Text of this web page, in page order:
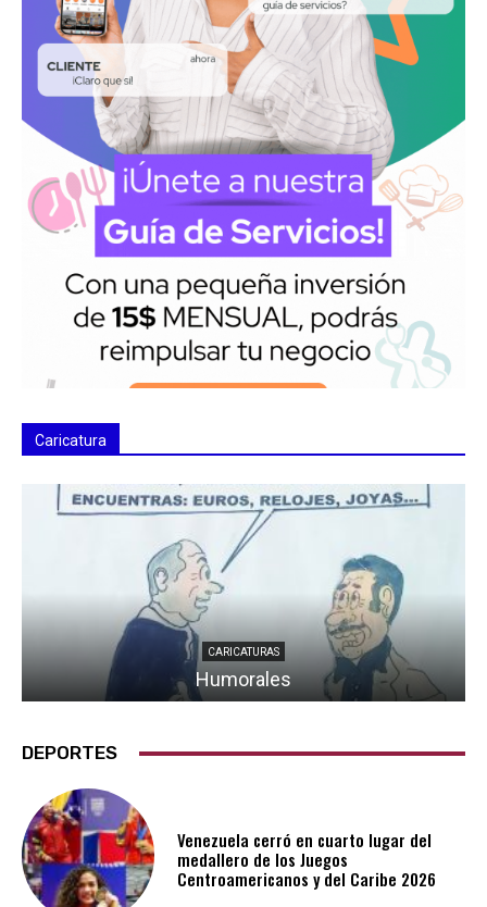
Caricatura
CARICATURAS
Humorales
DEPORTES
Venezuela cerró en cuarto lugar del
medallero de los Juegos
Centroamericanos y del Caribe 2026